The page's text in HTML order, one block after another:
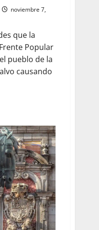
noviembre 7,
que la
Popular
pueblo de la
causando